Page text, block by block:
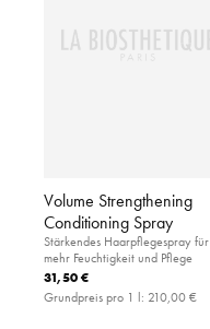
Volume Strengthening
Conditioning Spray
Stärkendes Haarpflegespray für
mehr Feuchtigkeit und Pflege
31,50 €
Grundpreis pro 1 l: 210,00 €